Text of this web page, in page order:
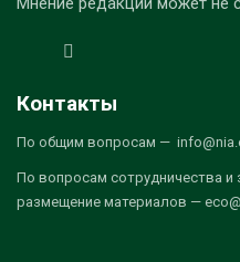
Контакты
По общим вопросам —
По вопросам сотрудничества и
размещение материалов —